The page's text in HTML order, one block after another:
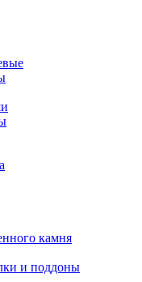
камня
и поддоны